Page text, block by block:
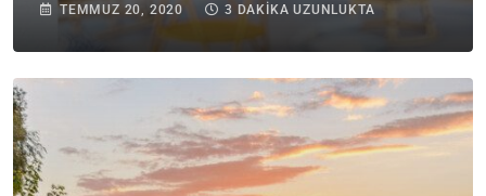
TEMMUZ 20, 2020 3 DAKIKA UZUNLUKTA